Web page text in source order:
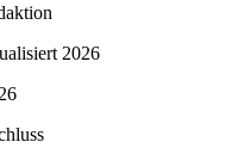
2026